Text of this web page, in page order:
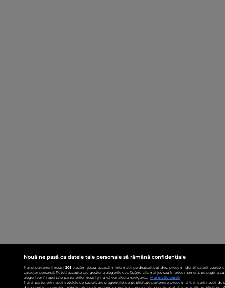
Nouă ne pasă ca datele tale personale să rămână confidențiale
Noi și partenerii noștri201 stocăm și/sau accesăm informații pe dispozitivul dvs., precum identificatorii
caracter personal. Puteți accepta sau gestiona alegerile dvs. făcând clic mai jos sau în orice moment, pe pagina
alegeri vor fi raportate partenerilor noștri și nu vă vor afecta navigarea.
Mai multe detalii
Noi si partenerii nostri (retelele de socializare si agentiile de publicitate partenere, precum si furnizorii nostri de